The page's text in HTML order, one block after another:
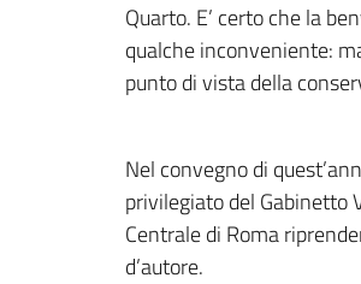
Quarto. E’ certo che la
qualche inconveniente:
punto di vista della
Nel convegno di
privilegiato del Gabinetto
Centrale di Roma
d’autore.